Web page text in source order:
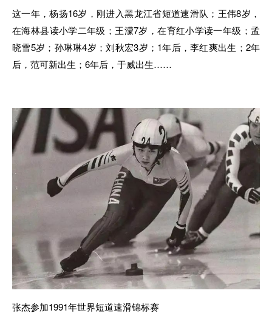
这一年，杨扬16岁，刚进入黑龙江省短道速滑队；王伟8岁，
在海林县读小学二年级；王濛7岁，在育红小学读一年级；孟
晓雪5岁；孙琳琳4岁；刘秋宏3岁；1年后，李红爽出生；2年
后，范可新出生；6年后，于威出生……
张杰参加1991年世界短道速滑锦标赛